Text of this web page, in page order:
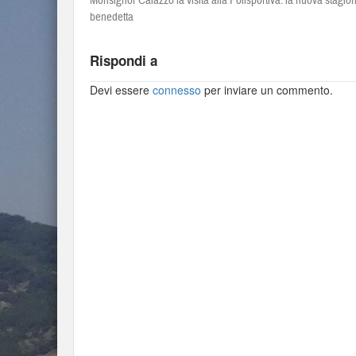
benedetta
Rispondi a
Devi essere connesso per inviare un commento.